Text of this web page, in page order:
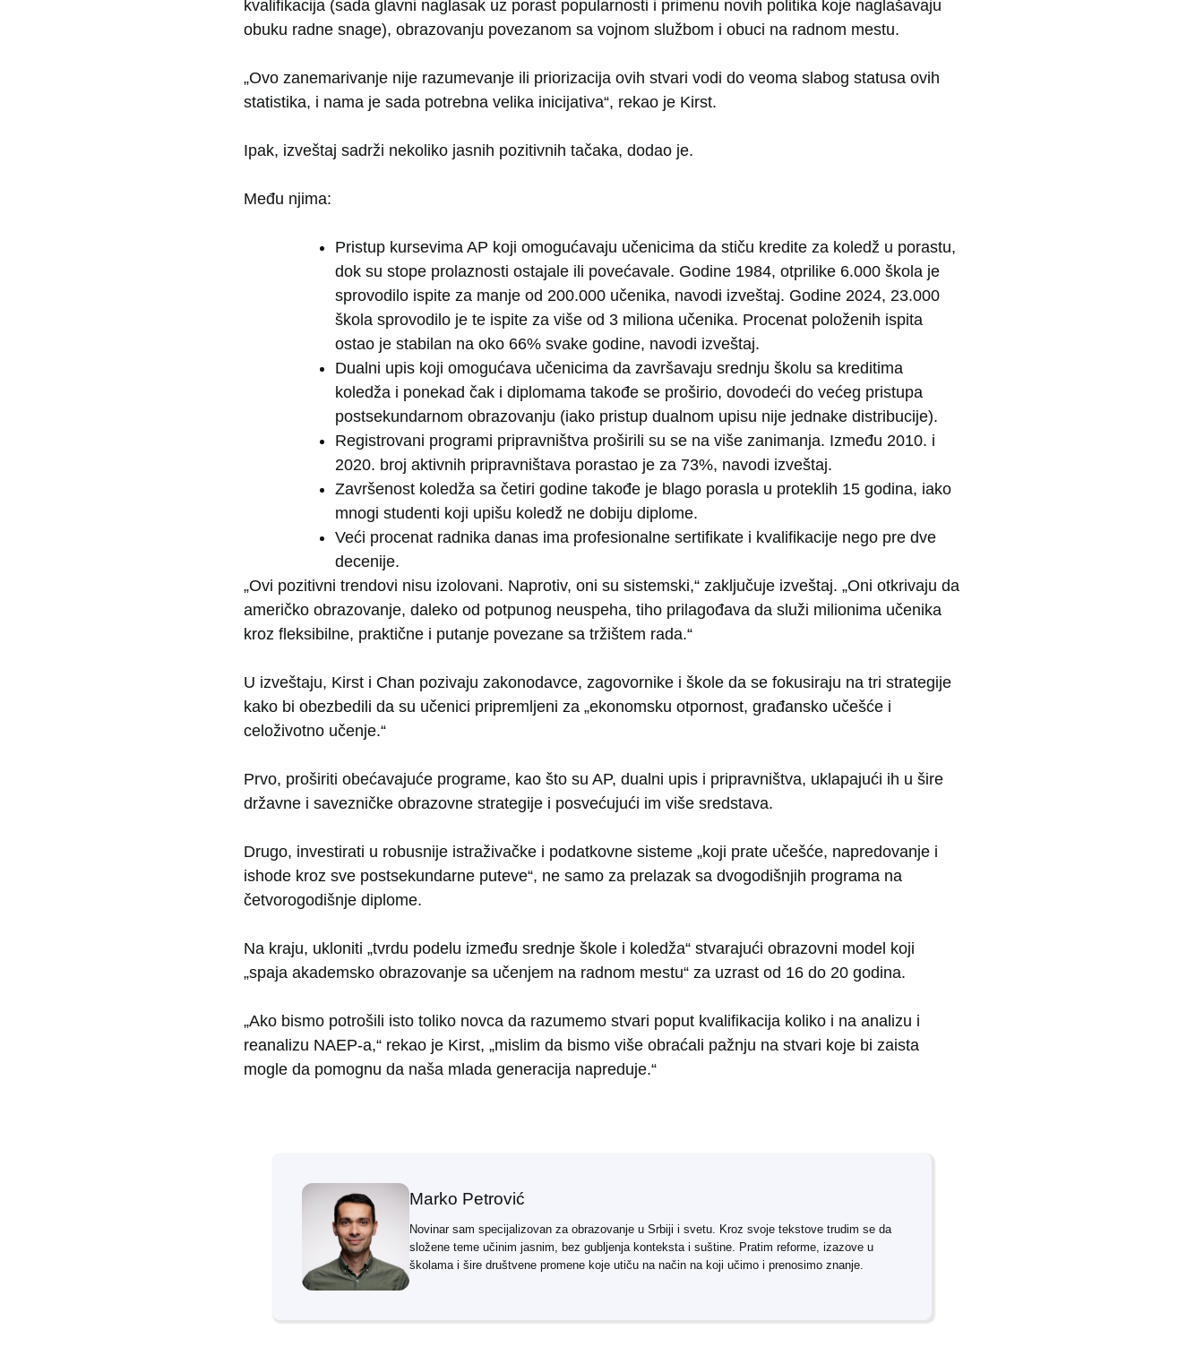
kvalifikacija (sada glavni naglasak uz porast popularnosti i primenu novih politika koje naglašavaju
obuku radne snage), obrazovanju povezanom sa vojnom službom i obuci na radnom mestu.
„Ovo zanemarivanje nije razumevanje ili priorizacija ovih stvari vodi do veoma slabog statusa ovih
statistika, i nama je sada potrebna velika inicijativa“, rekao je Kirst.
Ipak, izveštaj sadrži nekoliko jasnih pozitivnih tačaka, dodao je.
Među njima:
Pristup kursevima AP koji omogućavaju učenicima da stiču kredite za koledž u porastu,
dok su stope prolaznosti ostajale ili povećavale. Godine 1984, otprilike 6.000 škola je
sprovodilo ispite za manje od 200.000 učenika, navodi izveštaj. Godine 2024, 23.000
škola sprovodilo je te ispite za više od 3 miliona učenika. Procenat položenih ispita
ostao je stabilan na oko 66% svake godine, navodi izveštaj.
Dualni upis koji omogućava učenicima da završavaju srednju školu sa kreditima
koledža i ponekad čak i diplomama takođe se proširio, dovodeći do većeg pristupa
postsekundarnom obrazovanju (iako pristup dualnom upisu nije jednake distribucije).
Registrovani programi pripravništva proširili su se na više zanimanja. Između 2010. i
2020. broj aktivnih pripravništava porastao je za 73%, navodi izveštaj.
Završenost koledža sa četiri godine takođe je blago porasla u proteklih 15 godina, iako
mnogi studenti koji upišu koledž ne dobiju diplome.
Veći procenat radnika danas ima profesionalne sertifikate i kvalifikacije nego pre dve
decenije.
„Ovi pozitivni trendovi nisu izolovani. Naprotiv, oni su sistemski,“ zaključuje izveštaj. „Oni otkrivaju da
američko obrazovanje, daleko od potpunog neuspeha, tiho prilagođava da služi milionima učenika
kroz fleksibilne, praktične i putanje povezane sa tržištem rada.“
U izveštaju, Kirst i Chan pozivaju zakonodavce, zagovornike i škole da se fokusiraju na tri strategije
kako bi obezbedili da su učenici pripremljeni za „ekonomsku otpornost, građansko učešće i
celoživotno učenje.“
Prvo, proširiti obećavajuće programe, kao što su AP, dualni upis i pripravništva, uklapajući ih u šire
državne i savezničke obrazovne strategije i posvećujući im više sredstava.
Drugo, investirati u robusnije istraživačke i podatkovne sisteme „koji prate učešće, napredovanje i
ishode kroz sve postsekundarne puteve“, ne samo za prelazak sa dvogodišnjih programa na
četvorogodišnje diplome.
Na kraju, ukloniti „tvrdu podelu između srednje škole i koledža“ stvarajući obrazovni model koji
„spaja akademsko obrazovanje sa učenjem na radnom mestu“ za uzrast od 16 do 20 godina.
„Ako bismo potrošili isto toliko novca da razumemo stvari poput kvalifikacija koliko i na analizu i
reanalizu NAEP-a,“ rekao je Kirst, „mislim da bismo više obraćali pažnju na stvari koje bi zaista
mogle da pomognu da naša mlada generacija napreduje.“
Marko Petrović
Novinar sam specijalizovan za obrazovanje u Srbiji i svetu. Kroz svoje tekstove trudim se da
složene teme učinim jasnim, bez gubljenja konteksta i suštine. Pratim reforme, izazove u
školama i šire društvene promene koje utiču na način na koji učimo i prenosimo znanje.